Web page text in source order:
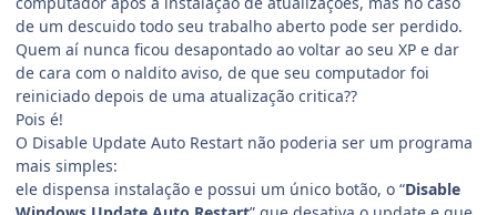
de um descuido todo seu trabalho aberto pode ser perdido.
Quem aí nunca ficou desapontado ao voltar ao seu XP e dar
de cara com o naldito aviso, de que seu computador foi
reiniciado depois de uma atualização critica??
Pois é!
O Disable Update Auto Restart não poderia ser um programa
mais simples:
ele dispensa instalação e possui um único botão, o “Disable